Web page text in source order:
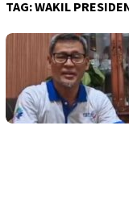
TAG:WAKIL